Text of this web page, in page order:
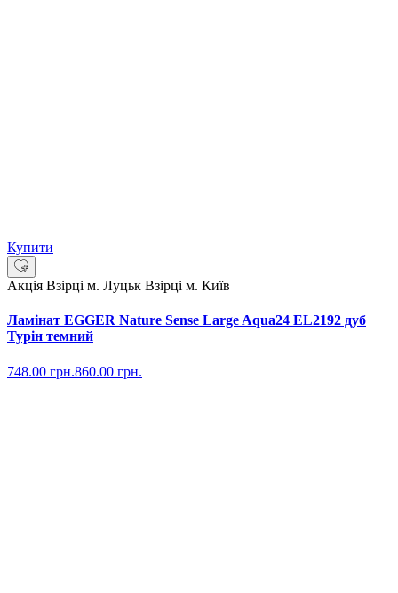
Купити
Акція Взірці м. Луцьк Взірці м. Київ
Ламінат EGGER Nature Sense Large Aqua24 EL2192 дуб
Турін темний
748.00 грн.860.00 грн.